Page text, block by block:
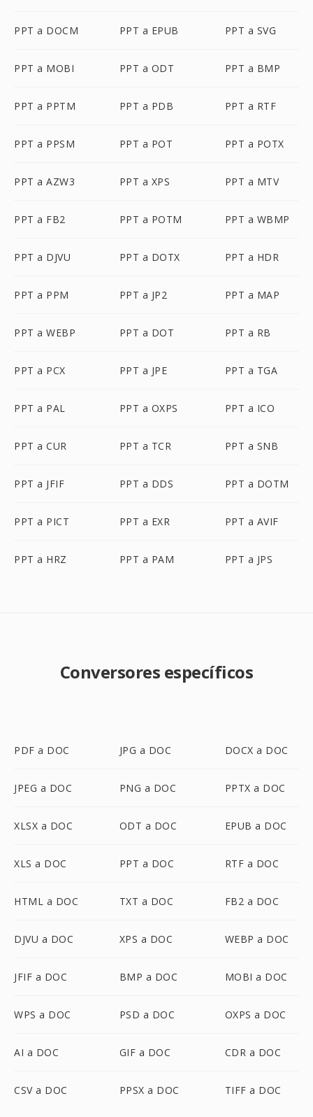
PPT a DOCM PPT a EPUB PPT a SVG
PPT a MOBI PPT a ODT PPT a BMP
PPT a PPTM PPT a PDB PPT a RTF
PPT a PPSM PPT a POT PPT a POTX
PPT a AZW3 PPT a XPS PPT a MTV
PPT a FB2 PPT a POTM PPT a WBMP
PPT a DJVU PPT a DOTX PPT a HDR
PPT a PPM PPT a JP2 PPT a MAP
PPT a WEBP PPT a DOT PPT a RB
PPT a PCX PPT a JPE PPT a TGA
PPT a PAL PPT a OXPS PPT a ICO
PPT a CUR PPT a TCR PPT a SNB
PPT a JFIF PPT a DDS PPT a DOTM
PPT a PICT PPT a EXR PPT a AVIF
PPT a HRZ PPT a PAM PPT a JPS
Conversores específicos
PDF a DOC JPG a DOC DOCX a DOC
JPEG a DOC PNG a DOC PPTX a DOC
XLSX a DOC ODT a DOC EPUB a DOC
XLS a DOC PPT a DOC RTF a DOC
HTML a DOC TXT a DOC FB2 a DOC
DJVU a DOC XPS a DOC WEBP a DOC
JFIF a DOC BMP a DOC MOBI a DOC
WPS a DOC PSD a DOC OXPS a DOC
AI a DOC GIF a DOC CDR a DOC
CSV a DOC PPSX a DOC TIFF a DOC